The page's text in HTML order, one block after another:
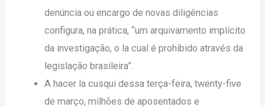
denúncia ou encargo de novas diligências
configura, na prática, “um arquivamento implícito
da investigação, o la cual é prohibido através da
legislação brasileira”.
A hacer la cusqui dessa terça-feira, twenty-five
de março, milhões de aposentados e